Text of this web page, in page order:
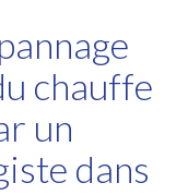
chauffe
un
dans